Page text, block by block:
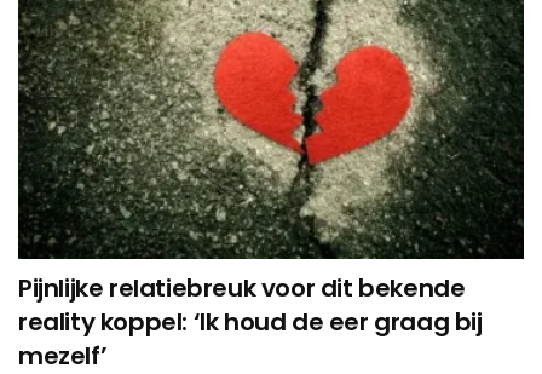
Pijnlijke relatiebreuk voor dit bekende
reality koppel: ‘Ik houd de eer graag bij
mezelf’